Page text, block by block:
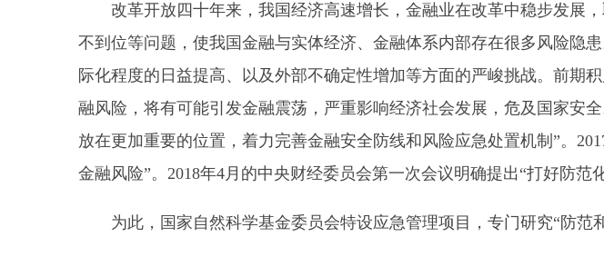
改革开放四十年来，我国经济高速增长，金融业在改革中稳步发展，
不到位等问题，使我国金融与实体经济、金融体系内部存在很多风险隐
际化程度的日益提高、以及外部不确定性增加等方面的严峻挑战。前期
融风险，将有可能引发金融震荡，严重影响经济社会发展，危及国家安
放在更加重要的位置，着力完善金融安全防线和风险应急处置机制”。
金融风险”。2018年4月的中央财经委员会第一次会议明确提出“打好防范
为此，国家自然科学基金委员会特设应急管理项目，专门研究“防范和